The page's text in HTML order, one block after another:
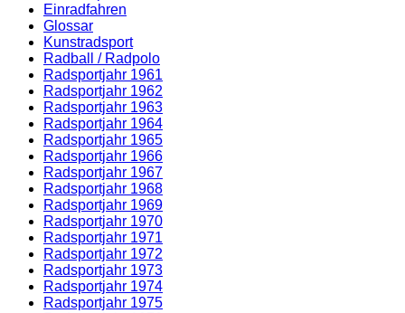
Einradfahren
Glossar
Kunstradsport
Radball / Radpolo
Radsportjahr 1961
Radsportjahr 1962
Radsportjahr 1963
Radsportjahr 1964
Radsportjahr 1965
Radsportjahr 1966
Radsportjahr 1967
Radsportjahr 1968
Radsportjahr 1969
Radsportjahr 1970
Radsportjahr 1971
Radsportjahr 1972
Radsportjahr 1973
Radsportjahr 1974
Radsportjahr 1975